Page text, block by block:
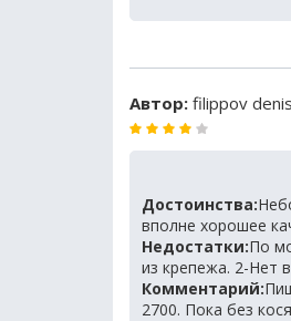
Автор: filippov denis
Достоинства:
вполне хорошее
Недостатки:По
из крепежа. 2-Нет
Комментарий:
2700. Пока без